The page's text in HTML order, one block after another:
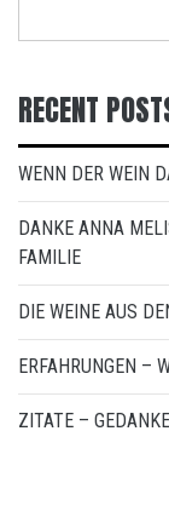
RECENT
WENN DER WEIN
DANKE ANNA
FAMILIE
DIE WEINE AUS
ERFAHRUNGEN –
ZITATE –